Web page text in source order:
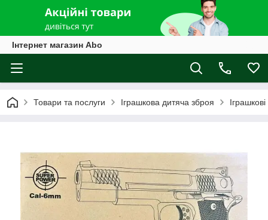
Інтернет магазин Abo
Товари та послуги Іграшкова дитяча зброя